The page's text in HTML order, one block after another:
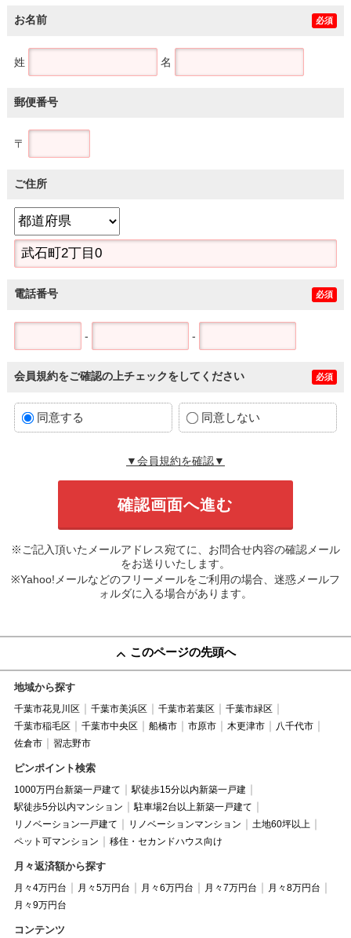
お名前 必須
姓 名
郵便番号
〒
ご住所
電話番号 必須
- -
会員規約をご確認の上チェックをしてください 必須
同意する 同意しない
▼会員規約を確認▼
※ご記入頂いたメールアドレス宛てに、お問合せ内容の確認メール
をお送りいたします。
※Yahoo!メールなどのフリーメールをご利用の場合、迷惑メールフ
ォルダに入る場合があります。
このページの先頭へ
地域から探す
千葉市花見川区 千葉市美浜区 千葉市若葉区
千葉市緑区
千葉市稲毛区
千葉市中央区 船橋市 市原市 木更津市
八千代市
佐倉市
習志野市
ピンポイント検索
1000万円台新築一戸建て
駅徒歩15分以内新築一戸建
駅徒歩5分以内マンション
駐車場2台以上新築一戸建て
リノベーション一戸建て
リノベーションマンション
土地60坪以上
ペット可マンション
移住・セカンドハウス向け
月々返済額から探す
月々4万円台 月々5万円台 月々6万円台 月々7万円台
月々8万円台
月々9万円台
コンテンツ